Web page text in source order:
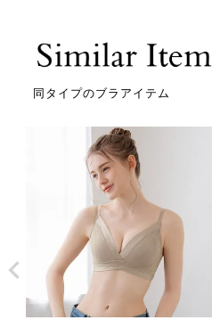
同タイプのブラアイテム